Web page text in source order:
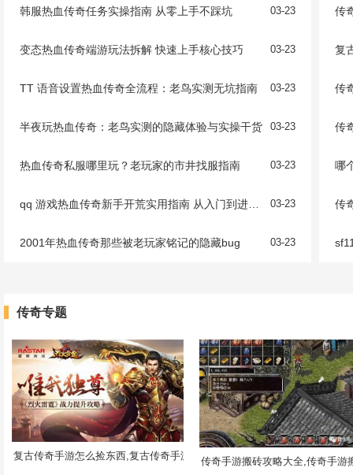
韩服热血传奇任务实操指南 从零上手不踩坑 03-23
变态热血传奇端游玩法拆解 快速上手核心技巧 03-23
TT 语音设置热血传奇全流程：老鸟实测无坑指南 03-23
半夜玩热血传奇：老鸟实测的隐藏体验与实操干货 03-23
热血传奇私服哪里玩？老玩家的市井找服指南 03-23
03-23
2001年热血传奇那些被老玩家铭记的隐藏bug 03-23
传
哪
传
传奇专题
复古传奇手游怎么捡东西,复古传奇手游怎么捡东西传奇手游搬砖攻略大全,传奇手游